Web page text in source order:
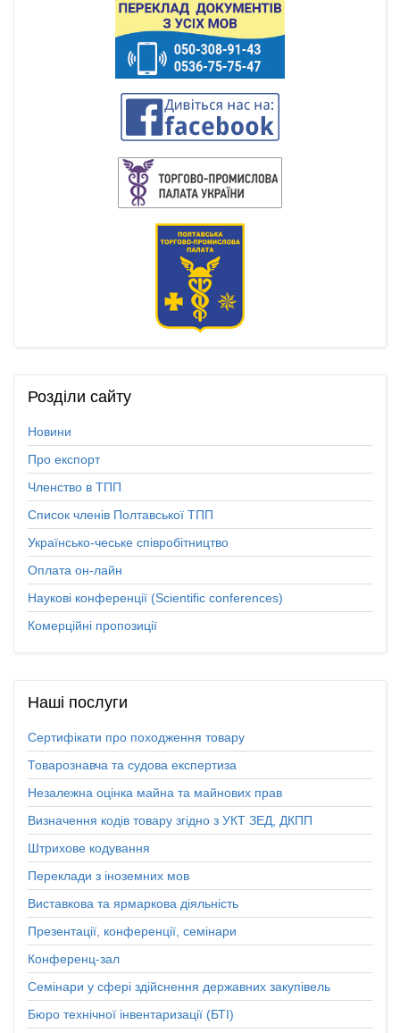
Розділи сайту
Новини
Про експорт
Членство в ТПП
Список членів Полтавської ТПП
Українсько-чеське співробітництво
Оплата он-лайн
Наукові конференції (Scientific conferences)
Комерційні пропозиції
Наші послуги
Сертифікати про походження товару
Товарознавча та судова експертиза
Незалежна оцінка майна та майнових прав
Визначення кодів товару згідно з УКТ ЗЕД, ДКПП
Штрихове кодування
Переклади з іноземних мов
Виставкова та ярмаркова діяльність
Презентації, конференції, семінари
Конференц-зал
Семінари у сфері здійснення державних закупівель
Бюро технічної інвентаризації (БТІ)